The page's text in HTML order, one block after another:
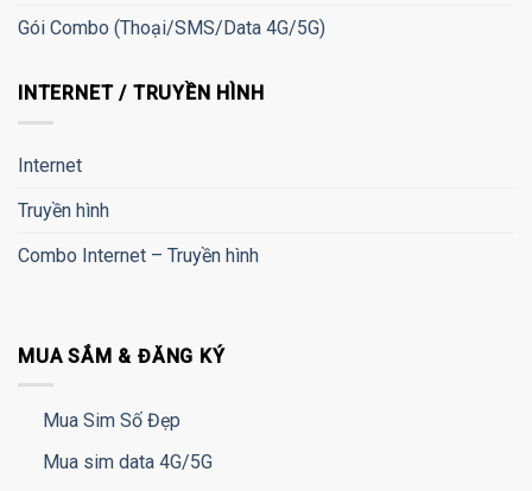
Gói Combo (Thoại/SMS/Data 4G/5G)
INTERNET / TRUYỀN HÌNH
Internet
Truyền hình
Combo Internet – Truyền hình
MUA SẮM & ĐĂNG KÝ
Mua Sim Số Đẹp
Mua sim data 4G/5G